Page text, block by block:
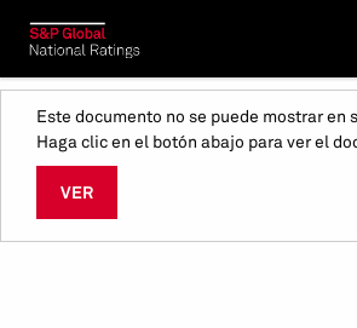
Este documento no se puede mostrar en
Haga clic en el botón abajo para ver el
VER